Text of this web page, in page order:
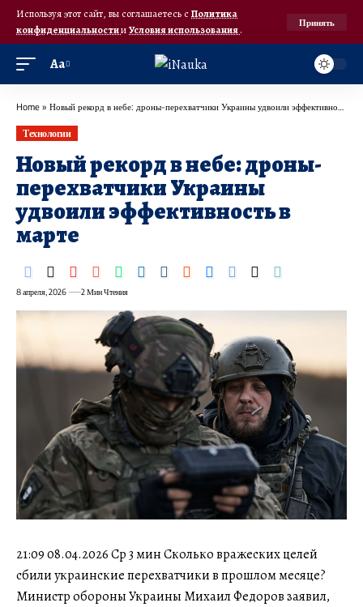
Используя этот сайт, вы соглашаетесь с Политика
конфиденциальностииУсловия использования.
Принять
Аа
Home » Новый рекорд в небе: дроны-перехватчики Украины удвоили эффективность в марте
Технологии
Новый рекорд в небе: дроны-
перехватчики Украины
удвоили эффективность в
марте
8 апреля, 2026 2 Мин Чтения
21:09 08.04.2026 Ср 3 мин Сколько вражеских целей
сбили украинские перехватчики в прошлом месяце?
Министр обороны Украины Михаил Федоров заявил,